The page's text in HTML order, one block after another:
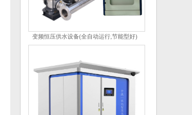
变频恒压供水设备(全自动运行,节能型好)